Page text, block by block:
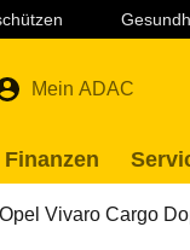
Mein ADAC
Opel Vivaro Cargo